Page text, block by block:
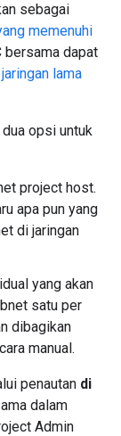
sebagai
memenuhi
bersama dapat
jaringan lama
opsi untuk
project host.
apa pun yang
di jaringan
yang akan
satu per
dibagikan
manual.
penautan di
dalam
Admin